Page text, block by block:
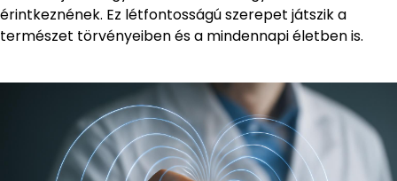
érintkeznének. Ez létfontosságú szerepet játszik a
természet törvényeiben és a mindennapi életben is.